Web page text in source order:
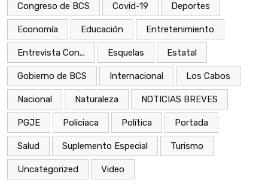
Congreso de BCS Covid-19 Deportes
Economía Educación Entretenimiento
Entrevista Con... Esquelas Estatal
Gobierno de BCS Internacional Los Cabos
Nacional Naturaleza NOTICIAS BREVES
PGJE Policiaca Política Portada
Salud Suplemento Especial Turismo
Uncategorized Video